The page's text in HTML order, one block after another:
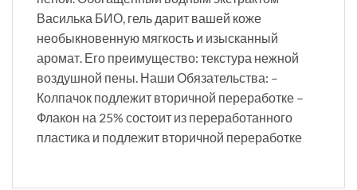
Василька БИО, гель дарит вашей коже
необыкновенную мягкость и изысканный
аромат. Его преимущество: текстура нежной
воздушной пены. Наши Обязательства: –
Колпачок подлежит вторичной переработке –
Флакон на 25% состоит из переработанного
пластика и подлежит вторичной переработке